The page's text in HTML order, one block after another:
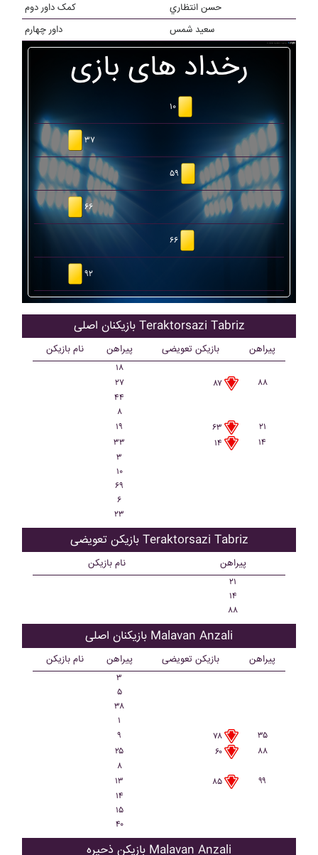
کمک داور دوم
حسن انتظاري
داور چهارم
سعيد شمس
رخداد های بازی
۱۰
۳۷
۵۹
۶۶
۶۶
۹۲
بازیکنان اصلی Teraktorsazi Tabriz
نام بازیکن پیراهن بازیکن تعویضی پیراهن
۱۸
۲۷
۸۷
۸۸
۴۴
۸
۱۹
۶۳
۲۱
۳۳
۱۴
۱۴
۳
۱۰
۶۹
۶
۲۳
بازیکن تعویضی Teraktorsazi Tabriz
نام بازیکن پیراهن
۲۱
۱۴
۸۸
بازیکنان اصلی Malavan Anzali
نام بازیکن پیراهن بازیکن تعویضی پیراهن
۳
۵
۳۸
۱
۹
۷۸
۳۵
۲۵
۶۰
۸۸
۸
۱۳
۸۵
۹۹
۱۴
۱۵
۴۰
بازیکن ذحیره Malavan Anzali